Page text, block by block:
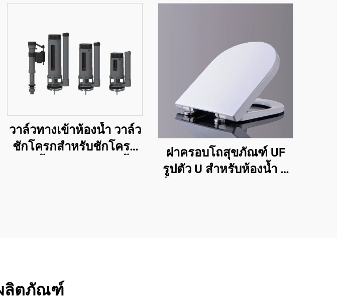
วาล์วทางเข้าห้องน้ำ วาล์ว
ชักโครกสำหรับชักโครก
ฝาครอบโถสุขภัณฑ์ UF
รูปตัว U สำหรับห้องน้ำ ที่
ลิตภัณฑ์